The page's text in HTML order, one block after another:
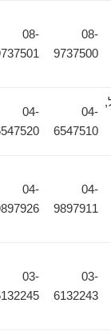
08-
9737500
08-
9737501
04-
6547510
04-
6547520
04-
9897911
04-
9897926
03-
6132243
03-
6132245